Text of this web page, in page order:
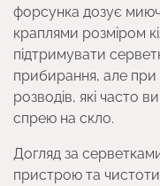
форсунка дозує
краплями розміром
підтримувати
прибирання, але
розводів, які часто
спрею на скло.
Догляд за
пристрою та чистоти